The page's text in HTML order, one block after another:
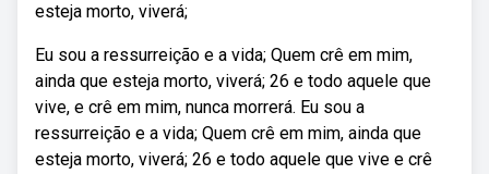
esteja morto, viverá;
Eu sou a ressurreição e a vida; Quem crê em mim,
ainda que esteja morto, viverá; 26 e todo aquele que
vive, e crê em mim, nunca morrerá. Eu sou a
ressurreição e a vida; Quem crê em mim, ainda que
esteja morto, viverá; 26 e todo aquele que vive e crê